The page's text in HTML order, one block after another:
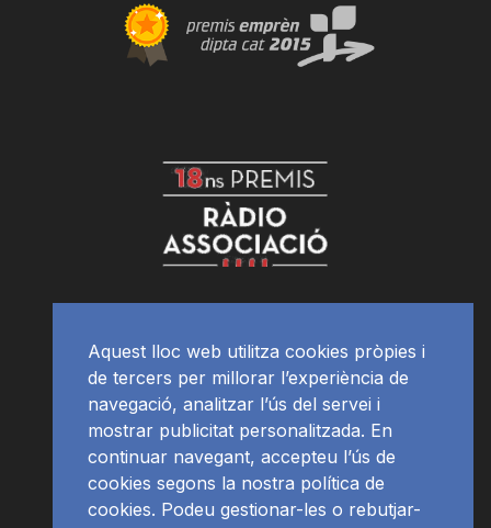
Aquest lloc web utilitza cookies pròpies i
de tercers per millorar l’experiència de
navegació, analitzar l’ús del servei i
mostrar publicitat personalitzada. En
continuar navegant, accepteu l’ús de
cookies segons la nostra política de
cookies. Podeu gestionar-les o rebutjar-